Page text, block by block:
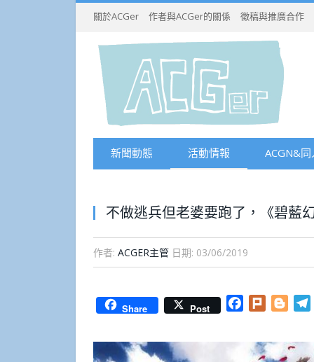
關於ACGer 作者與ACGer的關係 徵稿與推廣合作
新聞動態 活動情報 ACGN&同
不做逃兵但老婆要跑了，《碧藍
作者: ACGER主管 日期: 03/06/2019
Share Post Facebook
Plurk